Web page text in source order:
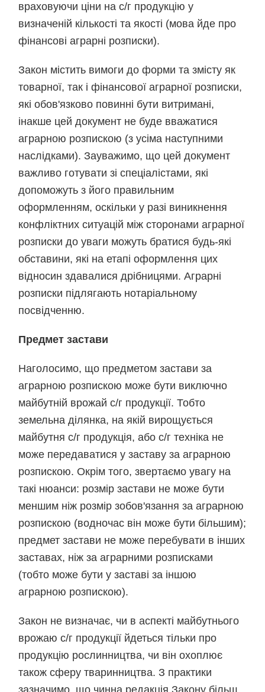
враховуючи ціни на с/г продукцію у
визначеній кількості та якості (мова йде про
фінансові аграрні розписки).
Закон містить вимоги до форми та змісту як
товарної, так і фінансової аграрної розписки,
які обов'язково повинні бути витримані,
інакше цей документ не буде вважатися
аграрною розпискою (з усіма наступними
наслідками). Зауважимо, що цей документ
важливо готувати зі спеціалістами, які
допоможуть з його правильним
оформленням, оскільки у разі виникнення
конфліктних ситуацій між сторонами аграрної
розписки до уваги можуть братися будь-які
обставини, які на етапі оформлення цих
відносин здавалися дрібницями. Аграрні
розписки підлягають нотаріальному
посвідченню.
Предмет застави
Наголосимо, що предметом застави за
аграрною розпискою може бути виключно
майбутній врожай с/г продукції. Тобто
земельна ділянка, на якій вирощується
майбутня с/г продукція, або с/г техніка не
може передаватися у заставу за аграрною
розпискою. Окрім того, звертаємо увагу на
такі нюанси: розмір застави не може бути
меншим ніж розмір зобов'язання за аграрною
розпискою (водночас він може бути більшим);
предмет застави не може перебувати в інших
заставах, ніж за аграрними розписками
(тобто може бути у заставі за іншою
аграрною розпискою).
Закон не визначає, чи в аспекті майбутнього
врожаю с/г продукції йдеться тільки про
продукцію рослинництва, чи він охоплює
також сферу тваринництва. З практики
зазначимо, що чинна редакція Закону більш